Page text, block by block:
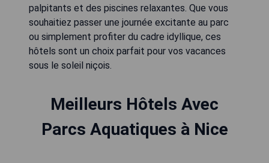
palpitants et des piscines relaxantes. Que vous
souhaitiez passer une journée excitante au parc
ou simplement profiter du cadre idyllique, ces
hôtels sont un choix parfait pour vos vacances
sous le soleil niçois.
Meilleurs Hôtels Avec
Parcs Aquatiques à Nice